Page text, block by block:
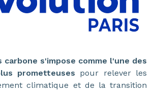
carbone s'impose comme l'une des
prometteuses pour relever les
climatique et de la transition